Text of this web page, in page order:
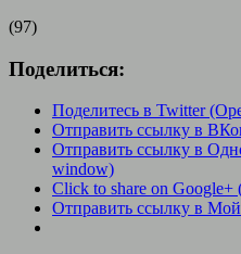
(97)
Поделиться:
Поделитесь в Twitter
Отправить ссылку в
Отправить ссылку в
window)
Click to share on
Отправить ссылку в